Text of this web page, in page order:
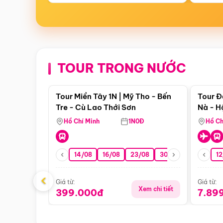
TOUR TRONG NƯỚC
Điểm nổi bật
Tour Miền Tây 1N | Mỹ Tho - Bến
Tre - Cù Lao Thới Sơn
Hồ Chí Minh 1N0Đ
14/08 16/08 23/08 30/08 06/09
Giá từ:
399.000đ Xem chi tiết
Tour
Nà -
Nha
Hồ
Giá từ:
‹